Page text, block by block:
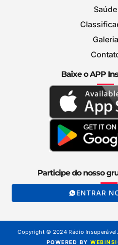
Saúde
Galeria
Baixe o APP
Participe do nosso
ENTRAR
Copyright © 2024 Rádio
POWERED BY